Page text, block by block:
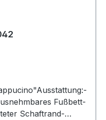
Fußbett-
Schaftrand-